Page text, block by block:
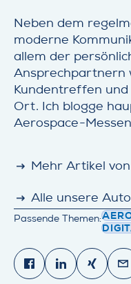
Neben dem
moderne
allem der
Ansprechpartnern
Kundentreffen
Ort. Ich blogge
Aerospace-
Mehr Artikel
detail
Alle unsere
detail
Passende Themen:
Share on
Share